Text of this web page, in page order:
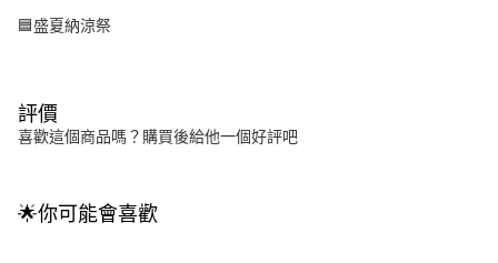
🟦盛夏納涼祭
評價
喜歡這個商品嗎？購買後給他一個好評吧
🌟你可能會喜歡